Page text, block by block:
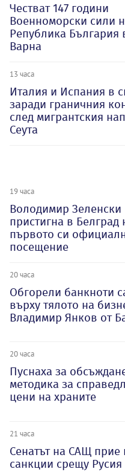
Честват 147 години
Военноморски сили
Република България
Варна
13 часа
Италия и Испания в
заради граничния
след мигрантския
Сеута
19 часа
Володимир Зеленски
пристигна в Белград
първото си
посещение
20 часа
Обгорели банкноти
върху тялото на
Владимир Янков от
20 часа
Пуснаха за
методика за
цени на храните
21 часа
Сенатът на САЩ прие
санкции срещу Русия